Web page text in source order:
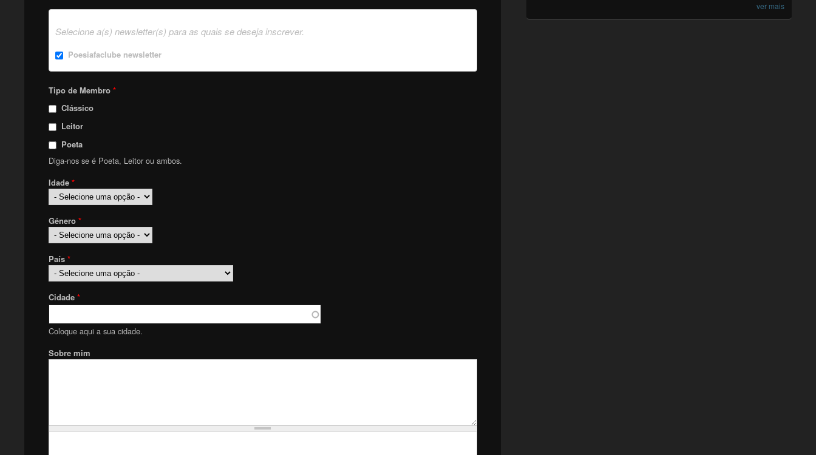
Selecione a(s) newsletter(s) para as quais se deseja inscrever.
Poesiafaclube newsletter
Tipo de Membro *
Clássico
Leitor
Poeta
Diga-nos se é Poeta, Leitor ou ambos.
Idade *
Género *
País *
Cidade *
Coloque aqui a sua cidade.
Sobre mim
ver mais